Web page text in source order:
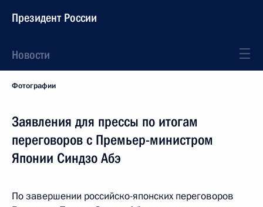
Президент России
Новости
Фотографии
Заявления для прессы по итогам
переговоров с Премьер-министром
Японии Синдзо Абэ
По завершении российско-японских переговоров